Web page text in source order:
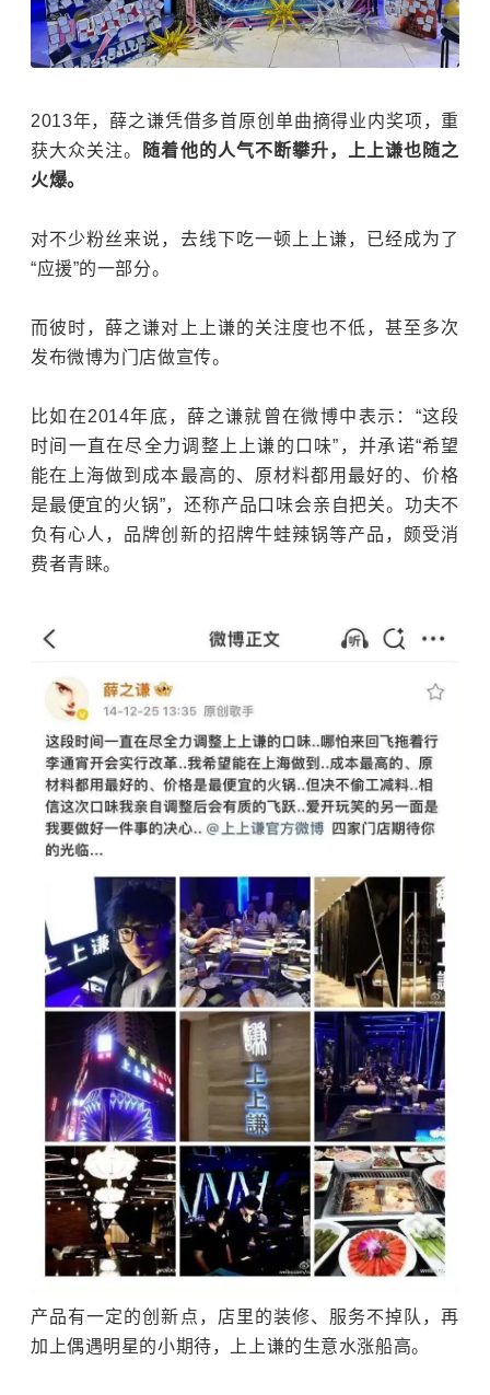
2013年，薛之谦凭借多首原创单曲摘得业内奖项，重
获大众关注。
随着他的人气不断攀升，上上谦也随之
火爆。
对不少粉丝来说，去线下吃一顿上上谦，已经成为了
“应援”的一部分。
而彼时， 薛之谦对上上谦的关注度也不低，甚至多次
发布微博为门店做宣传。
比如在2014年底，薛之谦就曾在微博中表示：“这段
时间一直在尽全力调整上上谦的口味”，并承诺“希望
能在上海做到成本最高的、原材料都用最好的、价格
是最便宜的火锅”，还称产品口味会亲自把关。功夫不
负有心人，品牌创新的招牌牛蛙辣锅等产品，颇受消
费者青睐。
产品有一定的创新点，店里的装修、服务不掉队，再
加上偶遇明星的小期待，上上谦的生意水涨船高。